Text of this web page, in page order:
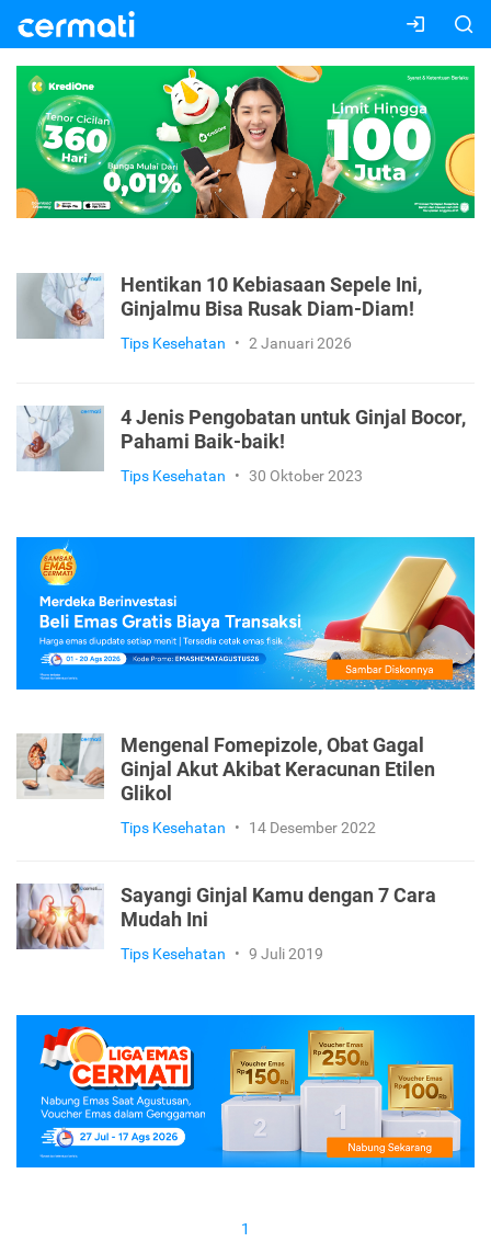
Hentikan 10 Kebiasaan Sepele Ini,
Ginjalmu Bisa Rusak Diam-Diam!
Tips Kesehatan • 2 Januari 2026
4 Jenis Pengobatan untuk Ginjal Bocor,
Pahami Baik-baik!
Tips Kesehatan • 30 Oktober 2023
Mengenal Fomepizole, Obat Gagal
Ginjal Akut Akibat Keracunan Etilen
Glikol
Tips Kesehatan • 14 Desember 2022
Sayangi Ginjal Kamu dengan 7 Cara
Mudah Ini
Tips Kesehatan • 9 Juli 2019
1